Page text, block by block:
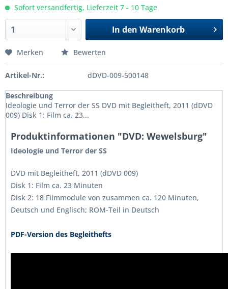
Sofort versandfertig, Lieferzeit 7 - 10 Tage
In den Warenkorb
Merken Bewerten
Artikel-Nr.: dDVD-009-500148
Beschreibung
Ideologie und Terror der SS DVD mit Begleitheft, 2011 (dDVD
009) Disk 1: Film ca. 23...
Produktinformationen "DVD: Wewelsburg"
Ideologie und Terror der SS
DVD mit Begleitheft, 2011 (dDVD 009)
Disk 1: Film ca. 23 Minuten
Disk 2: 18 Filmmodule von zusammen ca. 120 Minuten,
Deutsch und Englisch; ROM-Teil in Deutsch
PDF-Version des Begleithefts